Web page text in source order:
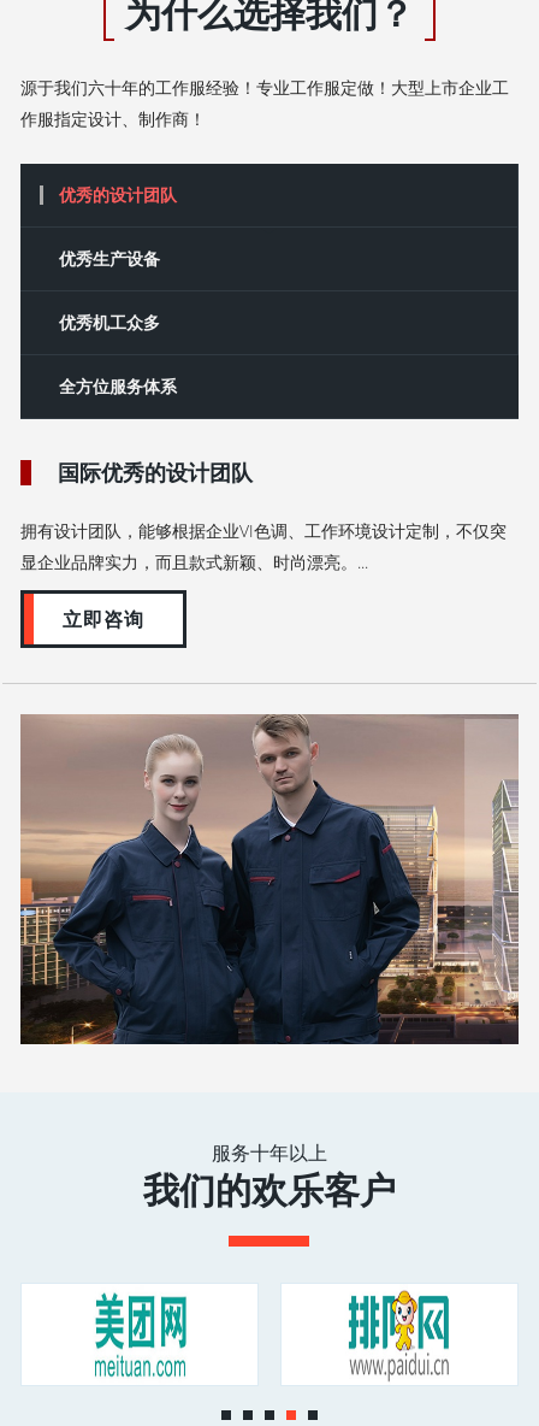
为什么选择我们？
源于我们六十年的工作服经验！专业工作服定做！大型上市企业工
作服指定设计、制作商！
优秀的设计团队
‌优秀‌生产设备
优秀机工众多
全方位服务体系
国际优秀的设计团队
拥有设计团队，能够根据企业VI色调、工作环境设计定制，不仅突
显企业品牌实力，而且款式新颖、时尚漂亮。...
立即咨询
服务十年以上
我们的欢乐客户